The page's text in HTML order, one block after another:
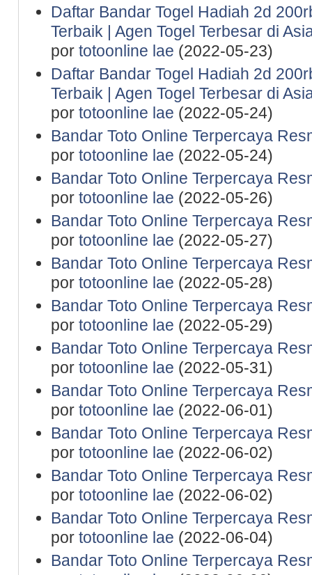
Daftar Bandar Togel Hadiah 2d
Terbaik | Agen Togel Terbesar di
por totoonline lae (2022-05-23)
Daftar Bandar Togel Hadiah 2d
Terbaik | Agen Togel Terbesar di
por totoonline lae (2022-05-24)
Bandar Toto Online Terpercaya
por totoonline lae (2022-05-24)
Bandar Toto Online Terpercaya
por totoonline lae (2022-05-26)
Bandar Toto Online Terpercaya
por totoonline lae (2022-05-27)
Bandar Toto Online Terpercaya
por totoonline lae (2022-05-28)
Bandar Toto Online Terpercaya
por totoonline lae (2022-05-29)
Bandar Toto Online Terpercaya
por totoonline lae (2022-05-31)
Bandar Toto Online Terpercaya
por totoonline lae (2022-06-01)
Bandar Toto Online Terpercaya
por totoonline lae (2022-06-02)
Bandar Toto Online Terpercaya
por totoonline lae (2022-06-02)
Bandar Toto Online Terpercaya
por totoonline lae (2022-06-04)
Bandar Toto Online Terpercaya